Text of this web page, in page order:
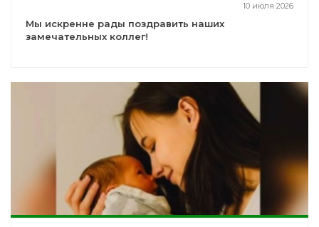
10 июля 2026
Мы искренне рады поздравить наших
замечательных коллег!